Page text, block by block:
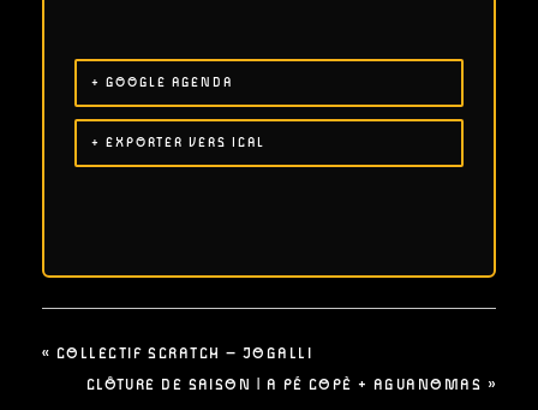
+ GOOGLE AGENDA
+ EXPORTER VERS ICAL
« COLLECTIF SCRATCH – JOGALLI
CLÔTURE DE SAISON | A PÉ COPÈ + AGUANOMAS »